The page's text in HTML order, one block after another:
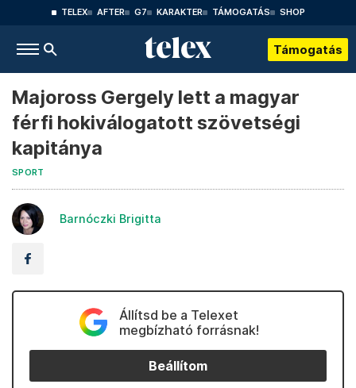
TELEX AFTER G7 KARAKTER TÁMOGATÁS SHOP
Támogatás
Majoross Gergely lett a magyar
férfi hokiválogatott szövetségi
kapitánya
SPORT
Barnóczki Brigitta
Állítsd be a Telexet
megbízható forrásnak!
Beállítom